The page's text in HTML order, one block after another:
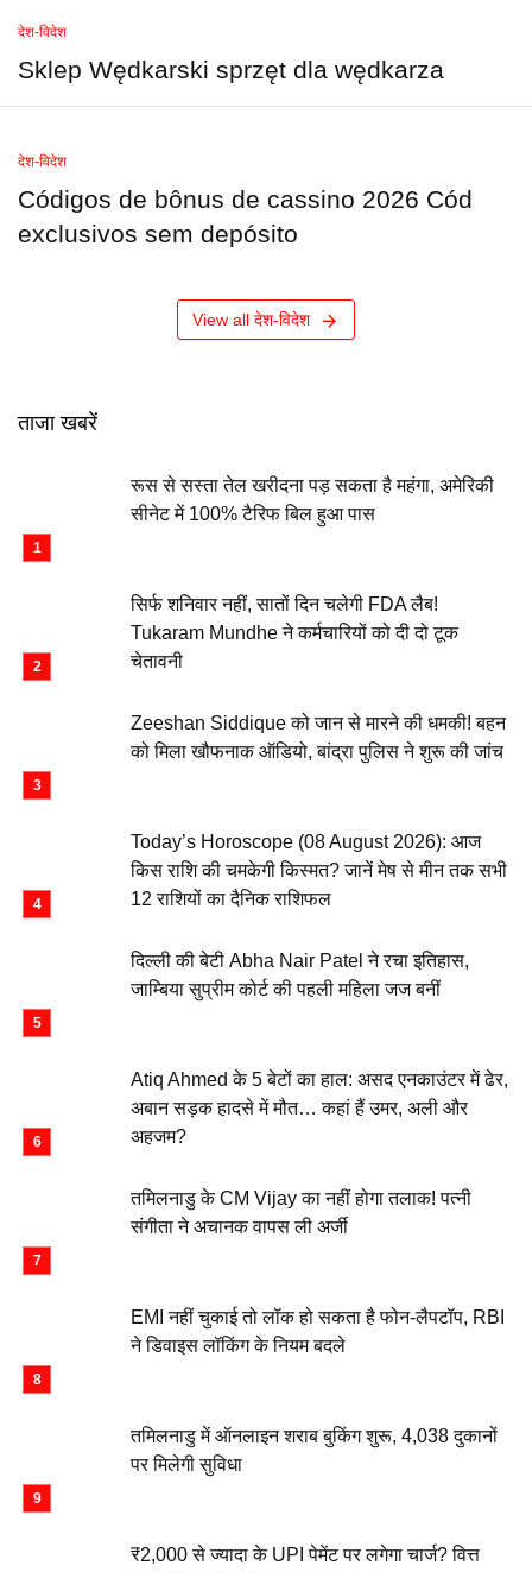
देश-विदेश
Sklep Wędkarski sprzęt dla wędkarza
देश-विदेश
Códigos de bônus de cassino 2026 Cód
exclusivos sem depósito
View all देश-विदेश
ताजा खबरें
रूस से सस्ता तेल खरीदना पड़ सकता है महंगा, अमेरिकी
सीनेट में 100% टैरिफ बिल हुआ पास
सिर्फ शनिवार नहीं, सातों दिन चलेगी FDA लैब!
Tukaram Mundhe ने कर्मचारियों को दी दो टूक
चेतावनी
Zeeshan Siddique को जान से मारने की धमकी! बहन
को मिला खौफनाक ऑडियो, बांद्रा पुलिस ने शुरू की जांच
Today’s Horoscope (08 August 2026): आज
किस राशि की चमकेगी किस्मत? जानें मेष से मीन तक सभी
12 राशियों का दैनिक राशिफल
दिल्ली की बेटी Abha Nair Patel ने रचा इतिहास,
जाम्बिया सुप्रीम कोर्ट की पहली महिला जज बनीं
Atiq Ahmed के 5 बेटों का हाल: असद एनकाउंटर में ढेर,
अबान सड़क हादसे में मौत… कहां हैं उमर, अली और
अहजम?
तमिलनाडु के CM Vijay का नहीं होगा तलाक! पत्नी
संगीता ने अचानक वापस ली अर्जी
EMI नहीं चुकाई तो लॉक हो सकता है फोन-लैपटॉप, RBI
ने डिवाइस लॉकिंग के नियम बदले
तमिलनाडु में ऑनलाइन शराब बुकिंग शुरू, 4,038 दुकानों
पर मिलेगी सुविधा
₹2,000 से ज्यादा के UPI पेमेंट पर लगेगा चार्ज? वित्त